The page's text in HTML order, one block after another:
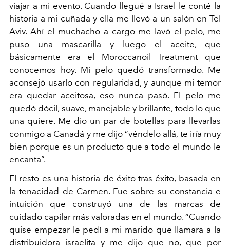
viajar a mi evento. Cuando llegué a Israel le conté la
historia a mi cuñada y ella me llevó a un salón en Tel
Aviv. Ahí el muchacho a cargo me lavó el pelo, me
puso una mascarilla y luego el aceite, que
básicamente era el Moroccanoil Treatment que
conocemos hoy. Mi pelo quedó transformado. Me
aconsejó usarlo con regularidad, y aunque mi temor
era quedar aceitosa, eso nunca pasó. El pelo me
quedó dócil, suave, manejable y brillante, todo lo que
una quiere. Me dio un par de botellas para llevarlas
conmigo a Canadá y me dijo “véndelo allá, te iría muy
bien porque es un producto que a todo el mundo le
encanta”.
El resto es una historia de éxito tras éxito, basada en
la tenacidad de Carmen. Fue sobre su constancia e
intuición que construyó una de las marcas de
cuidado capilar más valoradas en el mundo. “Cuando
quise empezar le pedí a mi marido que llamara a la
distribuidora israelita y me dijo que no, que por